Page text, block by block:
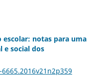
escolar: notas para uma
e social dos